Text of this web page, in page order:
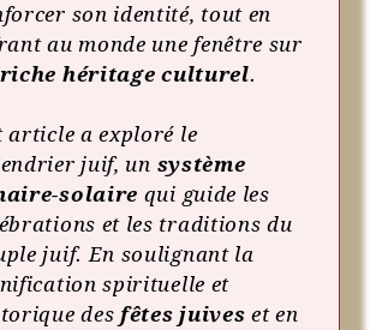
son identité, tout en
au monde une fenêtre sur
riche héritage culturel.
article a exploré le
juif, un système
solaire qui guide les
et les traditions du
juif. En soulignant la
spirituelle et
des fêtes juives et en